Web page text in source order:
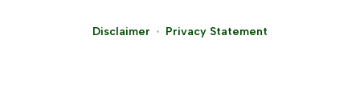
Disclaimer Privacy Statement